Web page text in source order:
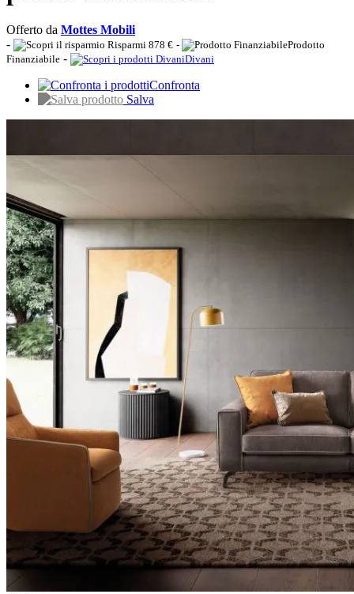
Offerto da Mottes Mobili
-
Risparmi 878 € -
Prodotto
Finanziabile - Divani
Confronta
Salva